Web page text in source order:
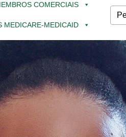
COMERCIAIS
MEDICARE-MEDICAID